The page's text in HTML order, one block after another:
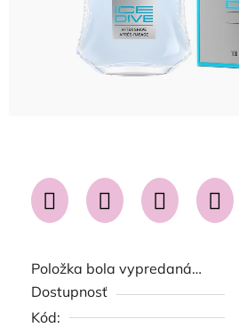
Položka bola vypredaná…
Dostupnosť
Kód: